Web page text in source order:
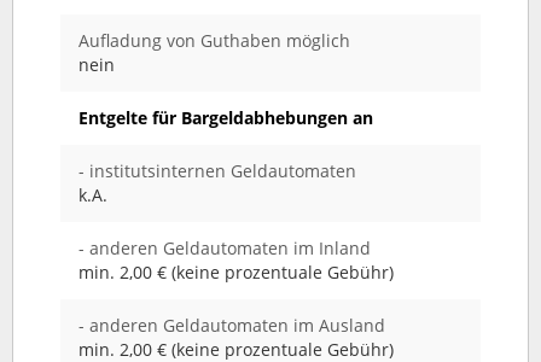
Aufladung von Guthaben möglich
nein
Entgelte für Bargeldabhebungen an
- institutsinternen Geldautomaten
k.A.
- anderen Geldautomaten im Inland
min. 2,00 € (keine prozentuale Gebühr)
- anderen Geldautomaten im Ausland
min. 2,00 € (keine prozentuale Gebühr)